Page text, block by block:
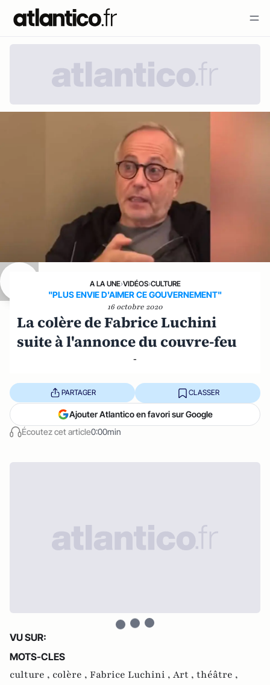
A LA UNE›VIDÉOS›CULTURE
"PLUS ENVIE D'AIMER CE GOUVERNEMENT"
16 octobre 2020
La colère de Fabrice Luchini
suite à l'annonce du couvre-feu
-
Écoutez cet article0:00min
PARTAGER CLASSER
Ajouter Atlantico en favori sur Google
VU SUR:
MOTS-CLES
culture , colère , Fabrice Luchini , Art , théâtre ,